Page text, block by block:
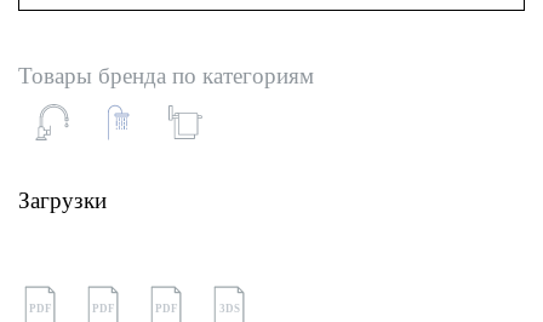
Товары бренда по категориям
Загрузки
PDF PDF PDF 3DS